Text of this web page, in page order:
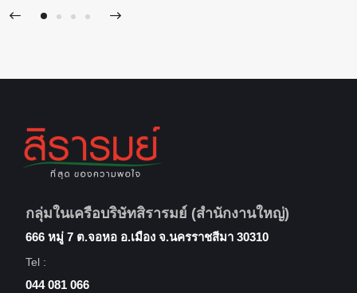
กลุ่มในเครือบริษัทสิรารมย์ (สำนักงานใหญ่)
666 หมู่ 7 ต.จอหอ อ.เมือง จ.นครราชสีมา 30310
Tel :
044 081 066